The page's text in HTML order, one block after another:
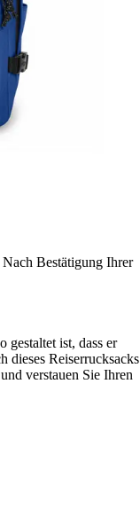
Nach Bestätigung Ihrer
gestaltet ist, dass er
dieses Reiserrucksacks
verstauen Sie Ihren